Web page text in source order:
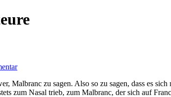
Malbranc zu sagen. Also so zu sagen, dass es
zum Nasal trieb, zum Malbranc, der sich auf